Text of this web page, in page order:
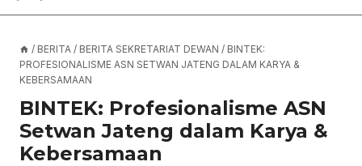
/ BERITA / BERITA SEKRETARIAT DEWAN / BINTEK:
PROFESIONALISME ASN SETWAN JATENG DALAM KARYA &
KEBERSAMAAN
BINTEK: Profesionalisme ASN
Setwan Jateng dalam Karya &
Kebersamaan